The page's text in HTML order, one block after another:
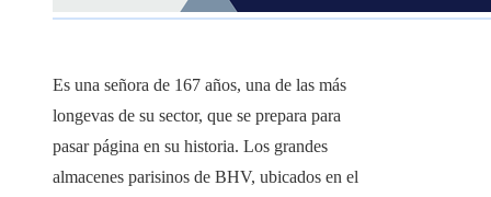
Es una señora de 167 años, una de las más
longevas de su sector, que se prepara para
pasar página en su historia. Los grandes
almacenes parisinos de BHV, ubicados en el